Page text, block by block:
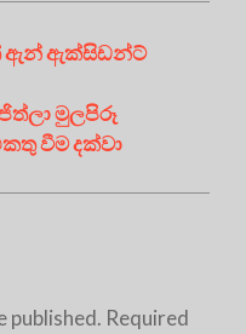
ඇන් ඇක්සිඩන්ට්
මුලපිරූ
වීම දක්වා
published. Required